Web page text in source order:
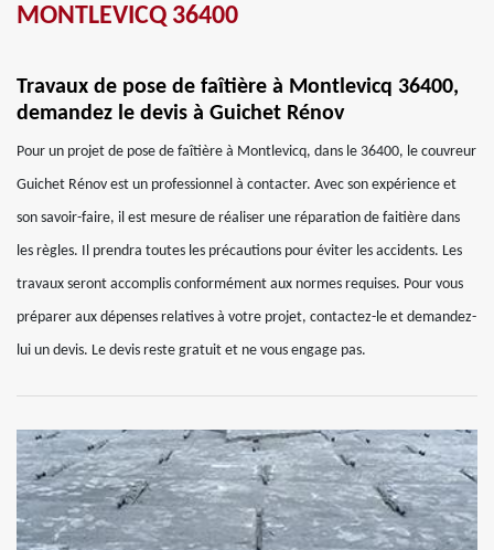
MONTLEVICQ 36400
Travaux de pose de faîtière à Montlevicq 36400,
demandez le devis à Guichet Rénov
Pour un projet de pose de faîtière à Montlevicq, dans le 36400, le couvreur
Guichet Rénov est un professionnel à contacter. Avec son expérience et
son savoir-faire, il est mesure de réaliser une réparation de faitière dans
les règles. Il prendra toutes les précautions pour éviter les accidents. Les
travaux seront accomplis conformément aux normes requises. Pour vous
préparer aux dépenses relatives à votre projet, contactez-le et demandez-
lui un devis. Le devis reste gratuit et ne vous engage pas.